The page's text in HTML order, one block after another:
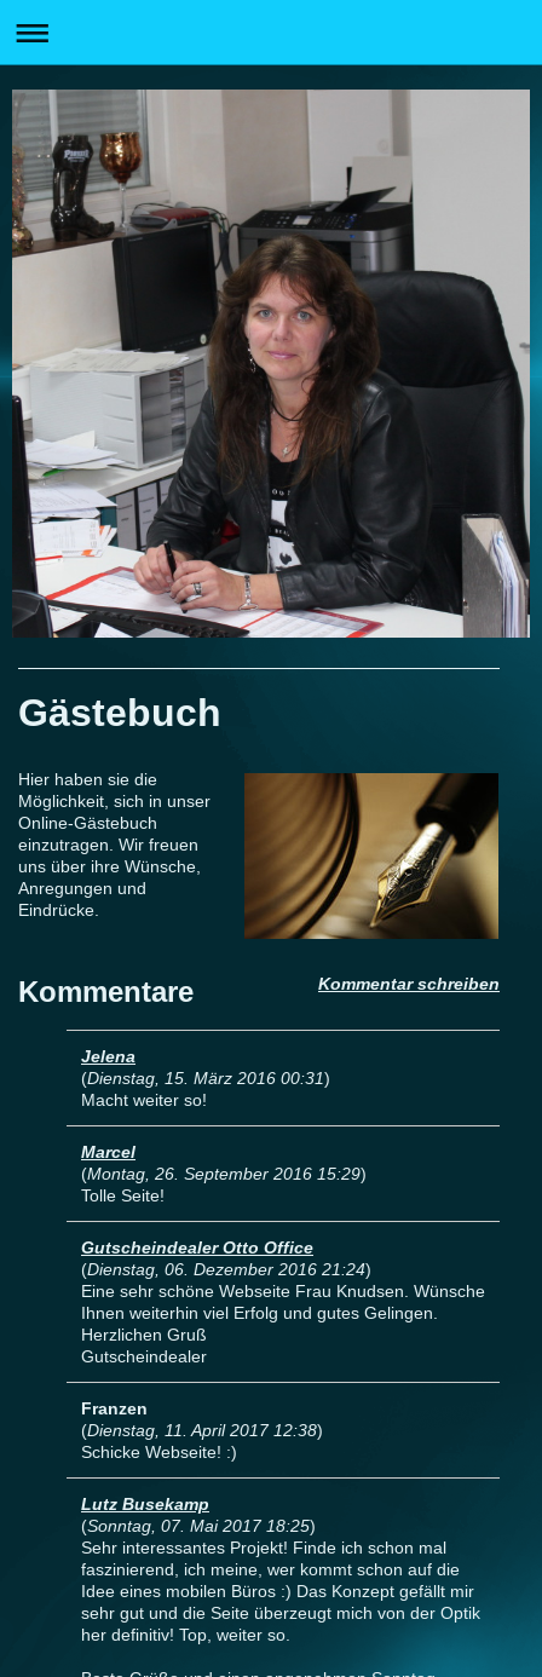
Gästebuch
Hier haben sie die
Möglichkeit, sich in unser
Online-Gästebuch
einzutragen. Wir freuen
uns über ihre Wünsche,
Anregungen und
Eindrücke.
Kommentar schreiben
Kommentare
Jelena
(Dienstag, 15. März 2016 00:31)
Macht weiter so!
Marcel
(Montag, 26. September 2016 15:29)
Tolle Seite!
Gutscheindealer Otto Office
(Dienstag, 06. Dezember 2016 21:24)
Eine sehr schöne Webseite Frau Knudsen. Wünsche
Ihnen weiterhin viel Erfolg und gutes Gelingen.
Herzlichen Gruß
Gutscheindealer
Franzen
(Dienstag, 11. April 2017 12:38)
Schicke Webseite! :)
Lutz Busekamp
(Sonntag, 07. Mai 2017 18:25)
Sehr interessantes Projekt! Finde ich schon mal
faszinierend, ich meine, wer kommt schon auf die
Idee eines mobilen Büros :) Das Konzept gefällt mir
sehr gut und die Seite überzeugt mich von der Optik
her definitiv! Top, weiter so.